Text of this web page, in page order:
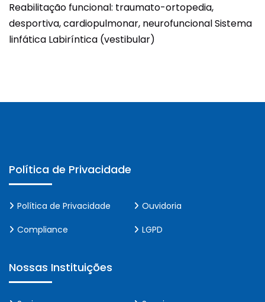
Reabilitação funcional: traumato-ortopedia,
desportiva, cardiopulmonar, neurofuncional Sistema
linfática Labiríntica (vestibular)
Política de Privacidade
Política de Privacidade
Ouvidoria
Compliance
LGPD
Nossas Instituições